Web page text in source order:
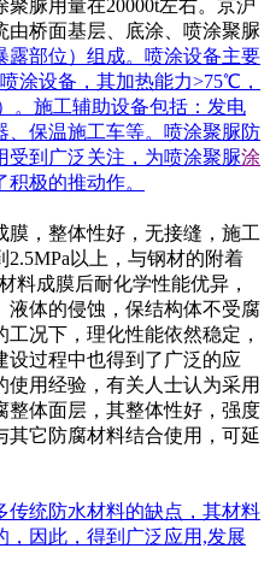
脲用量在20000t左右。京沪
桥面基层、底涂、喷涂聚脲
露部位）组成。喷涂设备主要
涂设备，其加热能力>75℃，
。施工辅助设备包括：发电
、保温施工车等。喷涂聚脲防
受到广泛关注，为喷涂聚脲涂
极的推动作。
，整体性好，无接缝，施工
以上，与钢材的附着
料成膜后耐化学性能优异，
液体的侵蚀，保结构体不受腐
况下，理化性能依然稳定，
设过程中也得到了广泛的应
用经验，有关人士认为采用
整体面层，其整体性好，强度
它防腐材料结合使用，可延
传统防水材料的缺点，其材料
因此，得到广泛应用,发展